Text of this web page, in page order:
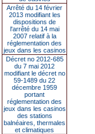
Arrêté du 14 février
2013 modifiant les
dispositions de
l'arrêté du 14 mai
2007 relatif à la
réglementation des
jeux dans les casinos
Décret no 2012-685
du 7 mai 2012
modifiant le décret no
59-1489 du 22
décembre 1959
portant
réglementation des
jeux dans les casinos
des stations
balnéaires, thermales
et climatiques